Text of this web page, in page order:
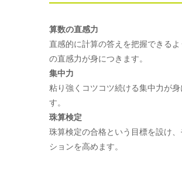
算数の直感力
直感的に計算の答えを把握できる
の直感力が身につきます。
集中力
粘り強くコツコツ続ける集中力が身
す。
珠算検定
珠算検定の合格という目標を設け
ションを高めます。